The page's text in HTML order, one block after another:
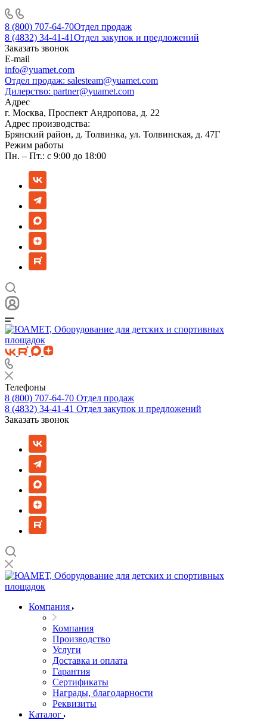
8 (800) 707-64-70Отдел продаж
8 (4832) 34-41-41Отдел закупок и предложений
Заказать звонок
E-mail
info@yuamet.com
Отдел продаж: salesteam@yuamet.com
Дилерство: partner@yuamet.com
Адрес
г. Москва, Проспект Андропова, д. 22
Адрес производства:
Брянский район, д. Толвинка, ул. Толвинская, д. 47Г
Режим работы
Пн. – Пт.: с 9:00 до 18:00
Телефоны
8 (800) 707-64-70 Отдел продаж
8 (4832) 34-41-41 Отдел закупок и предложений
Заказать звонок
Компания
Компания
Производство
Услуги
Доставка и оплата
Гарантия
Сертификаты
Награды, благодарности
Реквизиты
Каталог